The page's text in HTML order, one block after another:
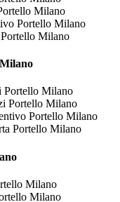
Milano
Portello Milano
Milano
Portello Milano
Portello Milano
Portello Milano
Portello Milano
Milano
Milano